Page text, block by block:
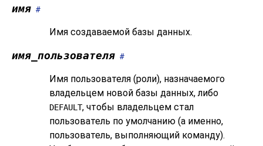
имя #
Имя создаваемой базы данных.
имя_пользователя #
Имя пользователя (роли), назначаемого
владельцем новой базы данных, либо
DEFAULT, чтобы владельцем стал
пользователь по умолчанию (а именно,
пользователь, выполняющий команду).